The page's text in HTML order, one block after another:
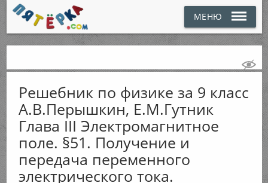
МЕНЮ
Решебник по физике за 9 класс
А.В.Перышкин, Е.М.Гутник
Глава III Электромагнитное
поле. §51. Получение и
передача переменного
электрического тока.